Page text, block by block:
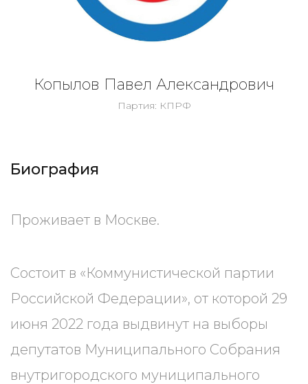
Копылов Павел Александрович
Партия: КПРФ
Биография
Проживает в Москве.
Состоит в «Коммунистической партии
Российской Федерации», от которой 29
июня 2022 года выдвинут на выборы
депутатов Муниципального Собрания
внутригородского муниципального